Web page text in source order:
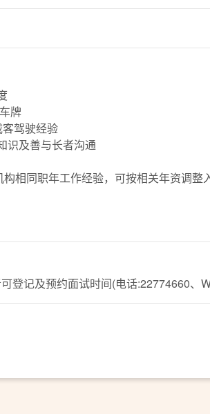
牌
驾驶经验
识及善与长者沟通
相同职年工作经验，可按相关年资调整
登记及预约面试时间(电话:22774660、